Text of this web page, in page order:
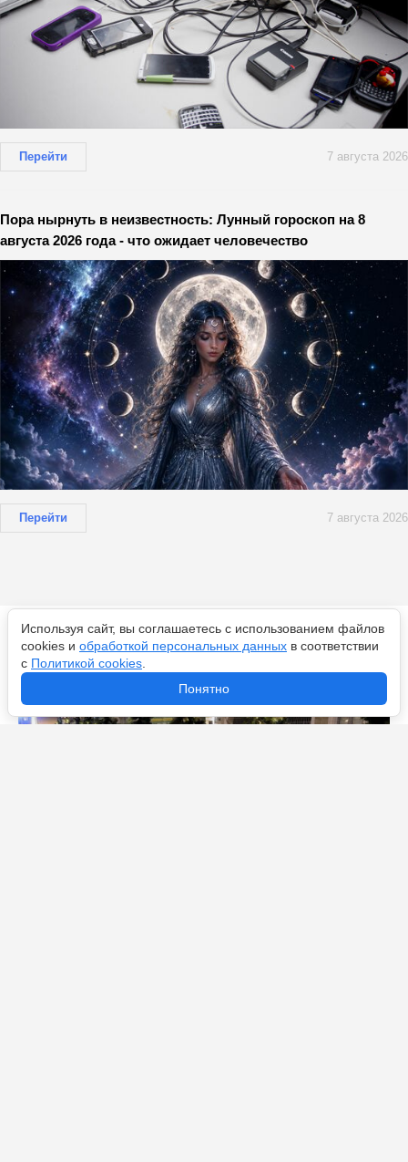
Новости по теме
Перейти 7 августа 2026
Пора нырнуть в неизвестность: Лунный гороскоп на 8
августа 2026 года - что ожидает человечество
Перейти 7 августа 2026
Используя сайт, вы соглашаетесь с использованием файлов
cookies и обработкой персональных данных в соответствии
с Политикой cookies
Понятно